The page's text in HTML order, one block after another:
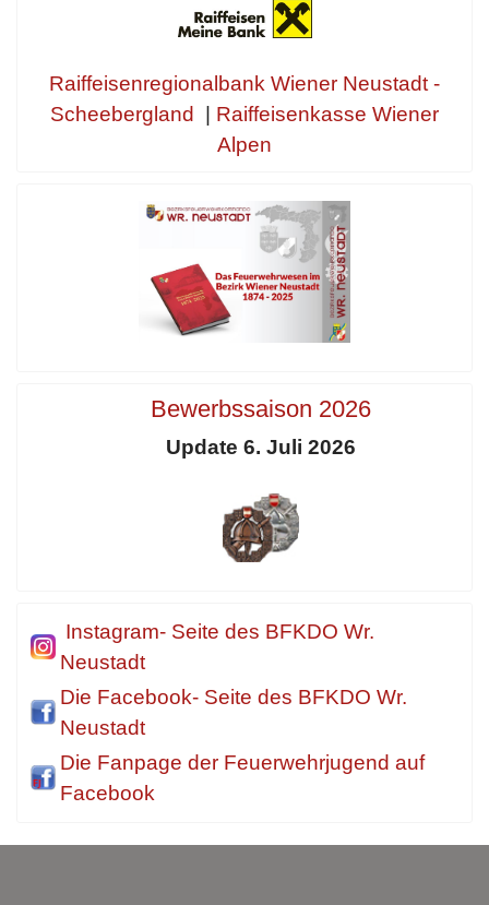
Raiffeisenregionalbank Wiener Neustadt -
Scheebergland
Raiffeisenkasse Wiener
Alpen
Bewerbssaison 2026
Update 6. Juli 2026
Instagram- Seite des BFKDO Wr.
Neustadt
Die Facebook- Seite des BFKDO Wr.
Neustadt
Die Fanpage der Feuerwehrjugend auf
Facebook